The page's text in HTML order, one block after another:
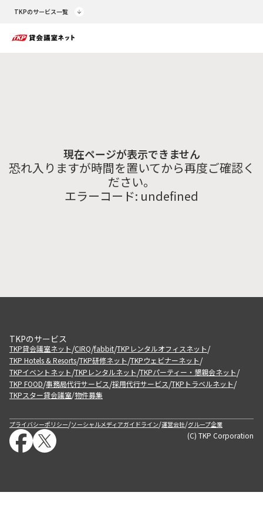
TKPのサービス一覧
現在ページが表示できません
恐れ入りますが時間を置いてから再度ご確認く
ださい。
エラーコード: undefined
TKPのサービス
TKP貸会議室ネット/CIRQ/fabbit/TKPレンタルオフィスネット/
TKP Hotels & Resorts/TKP研修ネット/TKPウェビナーネット/
TKPイベントネット/TKPレンタルネット/TKPパーティー・懇親会ネット/
TKP FOOD/事務局代行サービス/採用代行サービス/TKPトラベルネット/
TKPスター貸会議室/物件募集
プライバシーポリシー/ソーシャルメディアガイドライン/運営会社/グループ企業
(C) TKP Corporation